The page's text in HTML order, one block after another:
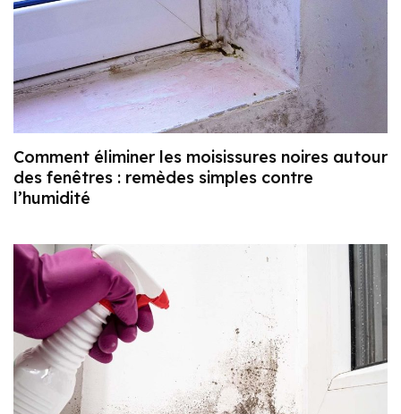
Comment éliminer les moisissures noires autour
des fenêtres : remèdes simples contre
l’humidité